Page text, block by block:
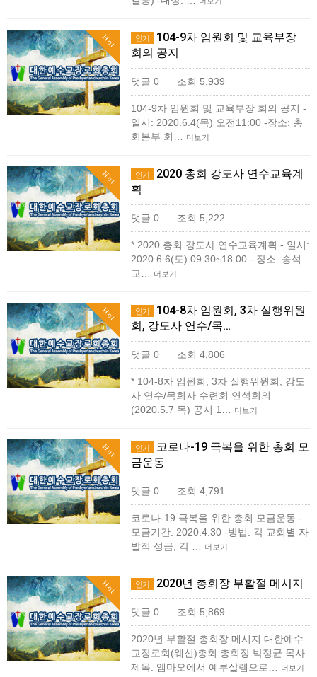
Hot 인기
104-9차 임원회 및 교육부장
회의 공지
댓글 0 | 조회 5,939
104-9차 임원회 및 교육부장 회의 공지 -
일시: 2020.6.4(목) 오전11:00 -장소: 총
회본부 회…
더보기
Hot 인기
2020 총회 강도사 연수교육계
획
댓글 0 | 조회 5,222
* 2020 총회 강도사 연수교육계획 - 일시:
2020.6.6(토) 09:30~18:00 - 장소: 송석
교…
더보기
Hot 인기
104-8차 임원회, 3차 실행위원
회, 강도사 연수/목…
댓글 0 | 조회 4,806
* 104-8차 임원회, 3차 실행위원회, 강도
사 연수/목회자 수련회 연석회의
(2020.5.7 목) 공지 1…
더보기
Hot 인기
코로나-19 극복을 위한 총회 모
금운동
댓글 0 | 조회 4,791
코로나-19 극복을 위한 총회 모금운동 -
모금기간: 2020.4.30 -방법: 각 교회별 자
발적 성금, 각 …
더보기
Hot 인기 2020년 총회장 부활절 메시지
댓글 0 | 조회 5,869
2020년 부활절 총회장 메시지 대한예수
교장로회(웨신)총회 총회장 박정균 목사
제목: 엠마오에서 예루살렘으로…
더보기